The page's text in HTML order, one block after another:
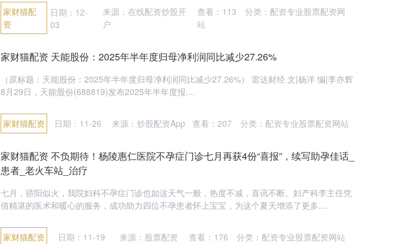
家财猫配
资
日期：12-
03
来源：在线配资炒股开
户
查看： 113 分类： 配资专业股票配资网
站
家财猫配资 天能股份：2025年半年度归母净利润同比减少27.26%
（原标题：天能股份：2025年半年度归母净利润同比减少27.26%） 雷达财经 文|杨洋 编|李亦辉
8月29日，天能股份(688819)发布2025年半年度报....
家财猫配资 日期：11-26 来源：炒股配资App 查看： 207 分类： 配资专业股票配资网站
家财猫配资 不负期待！杨陵惠仁医院不孕症门诊七月再获4份“喜报”，续写助孕佳话_
患者_老火车站_治疗
七月，骄阳似火，我院妇科不孕症门诊也如这天气一般，热度不减，喜讯不断。妇产科李主任凭
借精湛的医术和暖心的服务，成功助力四位不孕患者怀上宝宝，为这个夏天增添了更多....
家财猫配资 日期：11-19 来源：股票配资 查看： 176 分类： 配资专业股票配资网站